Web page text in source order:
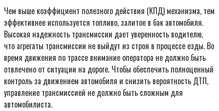
Чем выше коэффициент полезного действия (КПД) механизма, тем
эффективнее используется топливо, залитое в бак автомобиля.
Высокая надежность трансмиссии дает уверенность водителю,
что агрегаты трансмиссии не выйдут из строя в процессе езды. Во
время движения по трассе внимание оператора не должно быть
отвлечено от ситуации на дороге. Чтобы обеспечить полноценный
контроль за движением автомобиля и снизить вероятность ДТП,
управление трансмиссией не должно быть сложным для
автомобилиста.